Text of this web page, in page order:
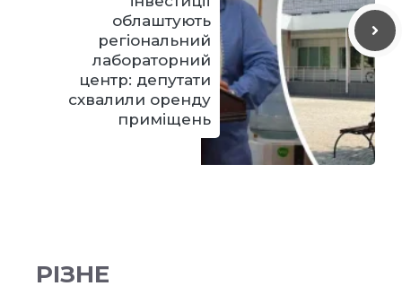
облаштують
регіональний
лабораторний
центр: депутати
схвалили оренду
приміщень
РІЗНЕ